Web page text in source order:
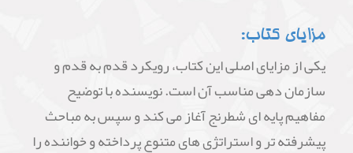
مزایای کتاب:
یکی از مزایای اصلی این کتاب، رویکرد قدم به قدم و
سازمان دهی مناسب آن است. نویسنده با توضیح
مفاهیم پایه ای شطرنج آغاز می کند و سپس به مباحث
پیشرفته تر و استراتژی های متنوع پرداخته و خواننده را